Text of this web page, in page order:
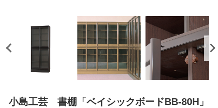
小島工芸 書棚「ベイシックボードBB-80H」